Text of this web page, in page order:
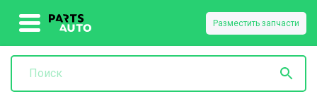
Разместить запчасти